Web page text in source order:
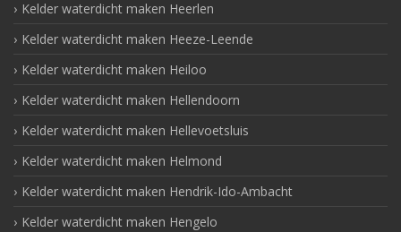
Kelder waterdicht maken Heerlen
Kelder waterdicht maken Heeze-Leende
Kelder waterdicht maken Heiloo
Kelder waterdicht maken Hellendoorn
Kelder waterdicht maken Hellevoetsluis
Kelder waterdicht maken Helmond
Kelder waterdicht maken Hendrik-Ido-Ambacht
Kelder waterdicht maken Hengelo